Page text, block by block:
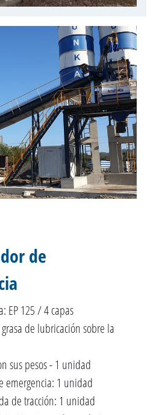
de
EP 125 / 4 capas
de lubricación sobre la
sus pesos - 1 unidad
emergencia: 1 unidad
de tracción: 1 unidad